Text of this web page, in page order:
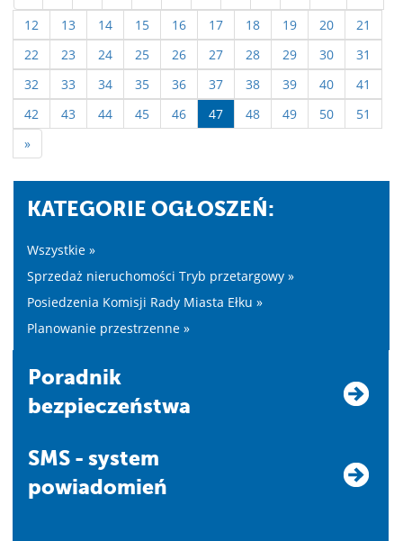
12
13 14 15 16 17 18 19 20
21
22
23 24 25 26 27 28 29 30
31
32
33 34 35 36 37 38 39 40
41
42
43 44 45 46 47 48 49 50
51
»
KATEGORIE OGŁOSZEŃ:
Wszystkie »
Sprzedaż nieruchomości Tryb przetargowy »
Posiedzenia Komisji Rady Miasta Ełku »
Planowanie przestrzenne »
Poradnik
bezpieczeństwa
SMS - system
powiadomień